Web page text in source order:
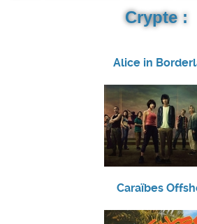
Crypte :
Alice in
Caraïbes